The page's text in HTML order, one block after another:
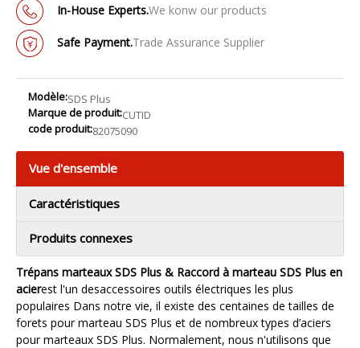
In-House Experts.We konw our products
Safe Payment.Trade Assurance Supplier
Modèle:SDS Plus
Marque de produit:CUTID
code produit:82075090
Vue d'ensemble
Caractéristiques
Produits connexes
Trépans marteaux SDS Plus & Raccord à marteau SDS Plus en
acierest l'un desaccessoires outils électriques les plus
populaires Dans notre vie, il existe des centaines de tailles de
forets pour marteau SDS Plus et de nombreux types d’aciers
pour marteaux SDS Plus. Normalement, nous n'utilisons que